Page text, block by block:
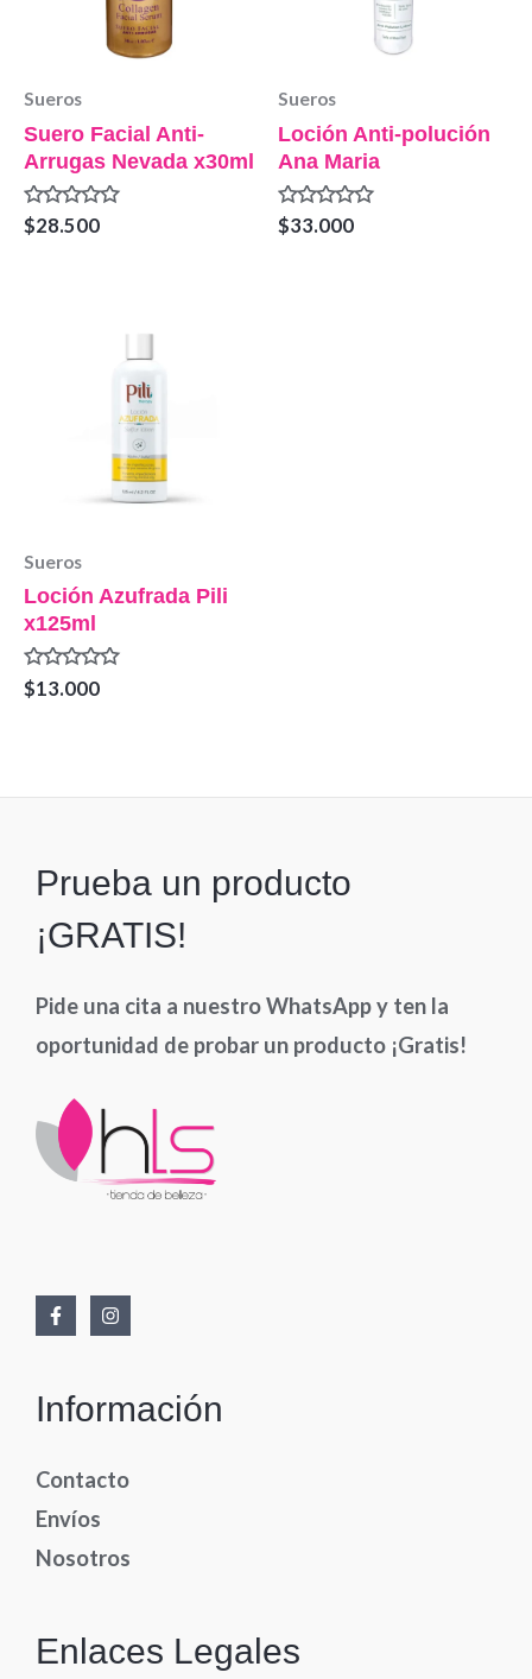
Sueros
Suero Facial Anti-
Arrugas Nevada x30ml
Valorado
en
$28.500
Sueros
Loción Anti-polución
Ana Maria
Valorado
en
$33.000
Sueros
Loción Azufrada Pili
x125ml
Valorado
en
$13.000
Prueba un producto
¡GRATIS!
Pide una cita a nuestro WhatsApp y ten la
oportunidad de probar un producto ¡Gratis!
Información
Contacto
Envíos
Nosotros
Enlaces Legales